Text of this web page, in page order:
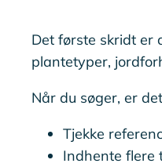
Det første skridt er
plantetyper,
Når du søger, er
Tjekke
Indhente flere